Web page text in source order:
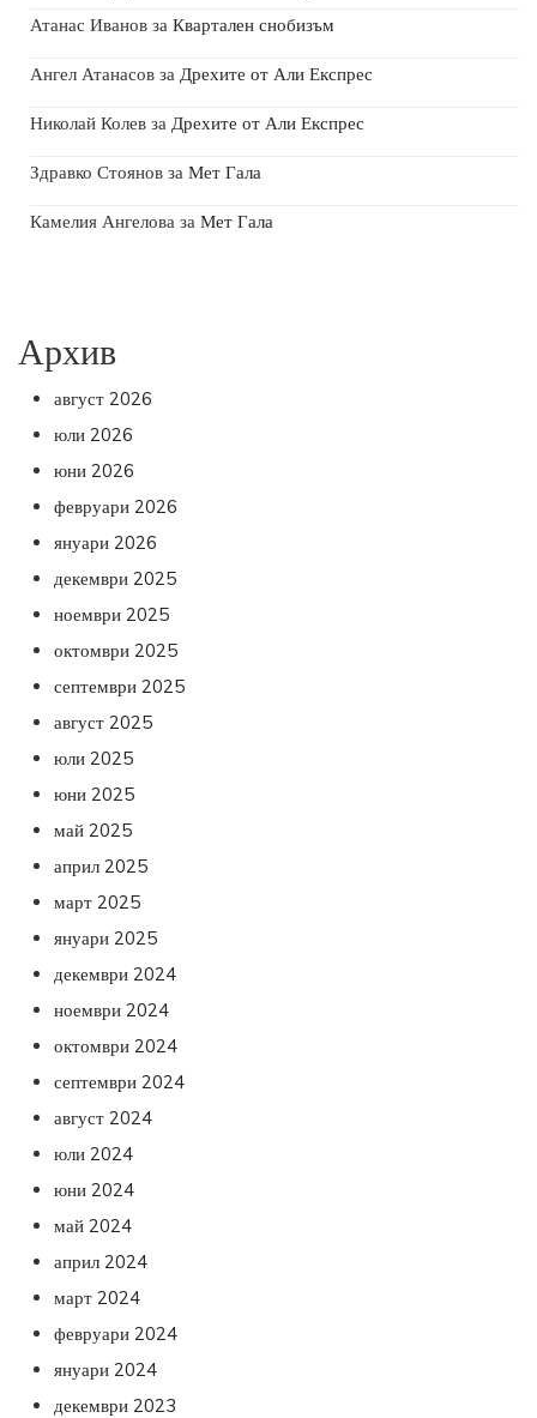
Атанас Иванов за Квартален снобизъм
Ангел Атанасов за Дрехите от Али Експрес
Николай Колев за Дрехите от Али Експрес
Здравко Стоянов за Мет Гала
Камелия Ангелова за Мет Гала
Архив
август 2026
юли 2026
юни 2026
февруари 2026
януари 2026
декември 2025
ноември 2025
октомври 2025
септември 2025
август 2025
юли 2025
юни 2025
май 2025
април 2025
март 2025
януари 2025
декември 2024
ноември 2024
октомври 2024
септември 2024
август 2024
юли 2024
юни 2024
май 2024
април 2024
март 2024
февруари 2024
януари 2024
декември 2023